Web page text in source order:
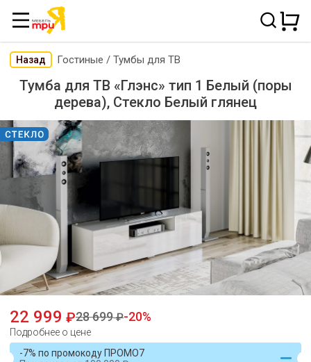
Назад Гостиные / Тумбы для ТВ
Тумба для ТВ «Глэнс» тип 1 Белый (поры
дерева), Стекло Белый глянец
22 999 28 699 20
Подробнее о цене
-7% по промокоду ПРОМО7